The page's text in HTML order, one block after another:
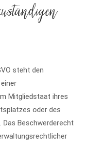
steht den
Mitgliedstaat ihres
oder des
Beschwerderecht